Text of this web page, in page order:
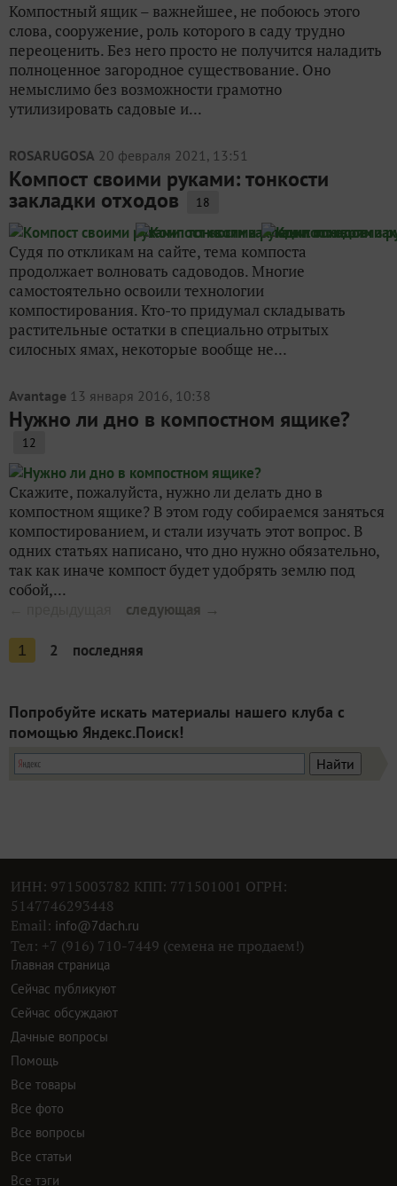
Компостный ящик – важнейшее, не побоюсь этого
слова, сооружение, роль которого в саду трудно
переоценить. Без него просто не получится наладить
полноценное загородное существование. Оно
немыслимо без возможности грамотно
утилизировать садовые и...
ROSARUGOSA 20 февраля 2021, 13:51
Компост своими руками: тонкости
закладки отходов 18
Судя по откликам на сайте, тема компоста
продолжает волновать садоводов. Многие
самостоятельно освоили технологии
компостирования. Кто-то придумал складывать
растительные остатки в специально отрытых
силосных ямах, некоторые вообще не...
Avantage 13 января 2016, 10:38
Нужно ли дно в компостном ящике?
12
Скажите, пожалуйста, нужно ли делать дно в
компостном ящике? В этом году собираемся заняться
компостированием, и стали изучать этот вопрос. В
одних статьях написано, что дно нужно обязательно,
так как иначе компост будет удобрять землю под
собой,...
следующая →
1 2 последняя
Попробуйте искать материалы нашего клуба с
помощью Яндекс.Поиск!
ИНН: 9715003782 КПП: 771501001 ОГРН:
5147746293448
Email: info@7dach.ru
Тел: +7 (916) 710-7449 (семена не продаем!)
Главная страница
Сейчас публикуют
Сейчас обсуждают
Дачные вопросы
Помощь
Все товары
Все фото
Все вопросы
Все статьи
Все тэги